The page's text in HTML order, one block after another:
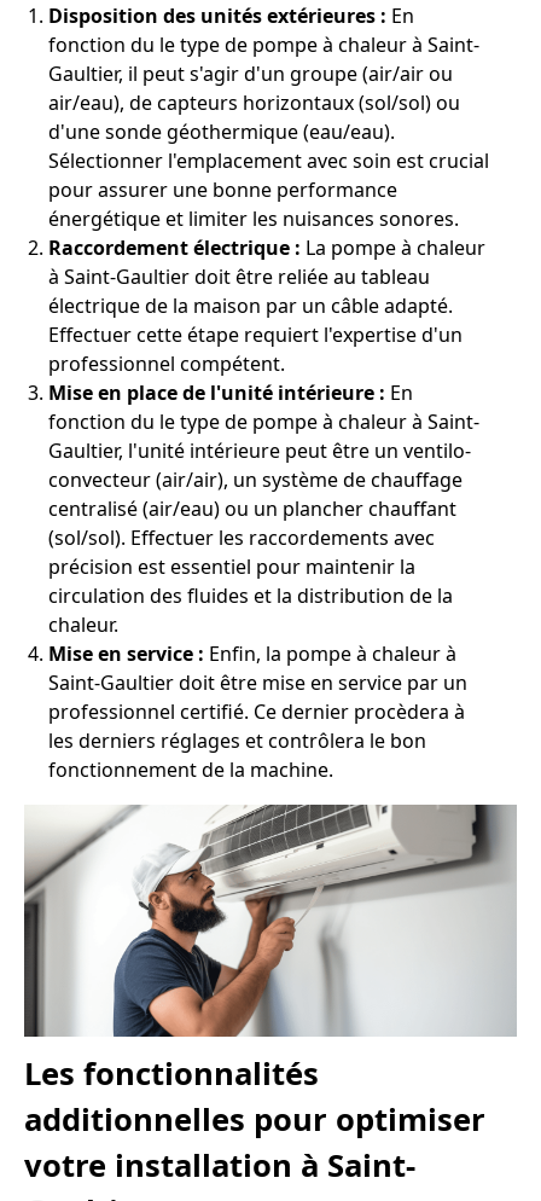
Disposition des unités extérieures : En
fonction du le type de pompe à chaleur à Saint-
Gaultier, il peut s'agir d'un groupe (air/air ou
air/eau), de capteurs horizontaux (sol/sol) ou
d'une sonde géothermique (eau/eau).
Sélectionner l'emplacement avec soin est crucial
pour assurer une bonne performance
énergétique et limiter les nuisances sonores.
Raccordement électrique : La pompe à chaleur
à Saint-Gaultier doit être reliée au tableau
électrique de la maison par un câble adapté.
Effectuer cette étape requiert l'expertise d'un
professionnel compétent.
Mise en place de l'unité intérieure : En
fonction du le type de pompe à chaleur à Saint-
Gaultier, l'unité intérieure peut être un ventilo-
convecteur (air/air), un système de chauffage
centralisé (air/eau) ou un plancher chauffant
(sol/sol). Effectuer les raccordements avec
précision est essentiel pour maintenir la
circulation des fluides et la distribution de la
chaleur.
Mise en service : Enfin, la pompe à chaleur à
Saint-Gaultier doit être mise en service par un
professionnel certifié. Ce dernier procèdera à
les derniers réglages et contrôlera le bon
fonctionnement de la machine.
Les fonctionnalités
additionnelles pour optimiser
votre installation à Saint-